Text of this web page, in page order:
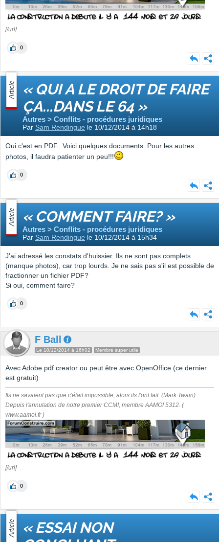
[/url]
0
Article « QUI A LE DROIT DE FAIRE
ÇA...DANS LE 64 »
Autres > Conflits - procédures juridiques
Par Sam Rendingue le 10/12/2014 à 14h18
Oui c'est en PDF...Voici quelques documents. Pour les autres
photos, il faudra patienter un peu!!!
0
Article « COMMENT FAIRE? »
Autres > Conflits - procédures juridiques
Par Sam Rendingue le 10/12/2014 à 15h34
J'ai adressé les constats d'huissier. Ils ne sont pas complets
(manque photos), car trop lourds. Je ne sais pas s'il est possible de
fractionner un fichier PDF?
Si oui, comment faire?
0
F Ball
Le 10/12/2014 à 16h02 Membre super utile
Avec Adobe pdf creator ou peut être avec OpenOffice (ce dernier
est gratuit)
Ils ne savaient pas que c'était impossible, alors ils l'ont fait. (Mark Twain)
Depuis l'annulation de notre premier CCMI, membre AAMOI 5312. (
www.aamoi.fr )
[/url]
0
Article « ESSAI NON